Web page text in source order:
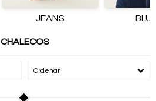
JEANS
CHALECOS
Recomendados